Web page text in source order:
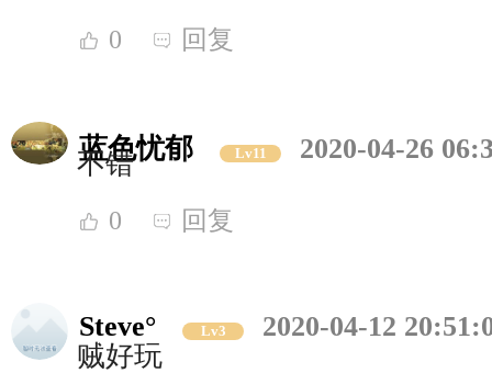
0 回复
蓝色忧郁 Lv11 2020-04-26
不错
0 回复
Steve° Lv3
2020-04-12
贼好玩